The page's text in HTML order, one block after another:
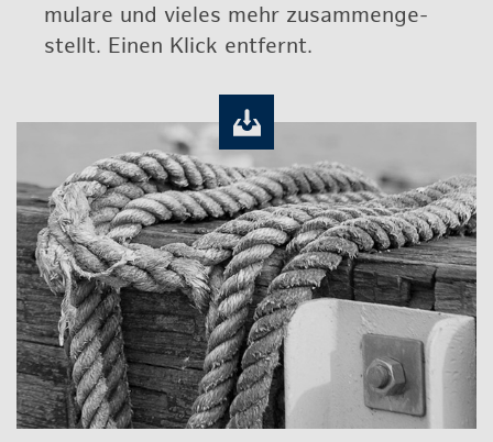
mu­la­re und vie­les mehr zu­sam­men­ge­
stellt. Einen Klick ent­fernt.